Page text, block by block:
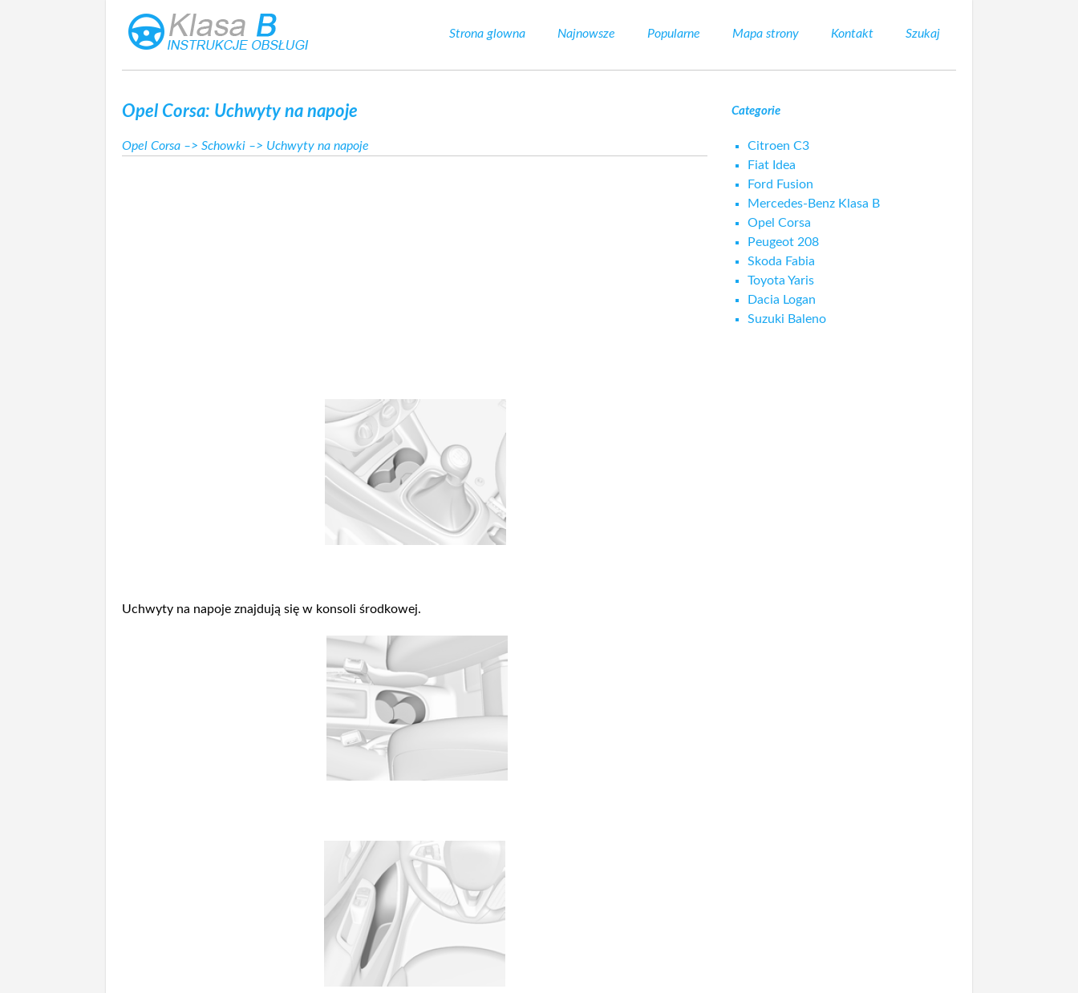
Strona glowna Najnowsze Popularne Mapa strony Kontakt Szukaj
Opel Corsa: Uchwyty na napoje
Opel Corsa –> Schowki –> Uchwyty na napoje
Uchwyty na napoje znajdują się w konsoli środkowej.
Categorie
Citroen C3
Fiat Idea
Ford Fusion
Mercedes-Benz Klasa B
Opel Corsa
Peugeot 208
Skoda Fabia
Toyota Yaris
Dacia Logan
Suzuki Baleno